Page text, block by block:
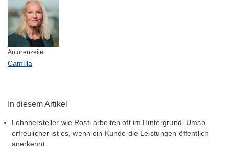
Autorenzeile
Camilla
In diesem Artikel
Lohnhersteller wie Rosti arbeiten oft im Hintergrund. Umso
erfreulicher ist es, wenn ein Kunde die Leistungen öffentlich
anerkennt.